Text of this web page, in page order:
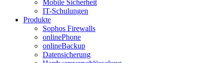
Mobile Sicherheit
IT-Schulungen
Produkte
Sophos Firewalls
onlinePhone
onlineBackup
Datensicherung